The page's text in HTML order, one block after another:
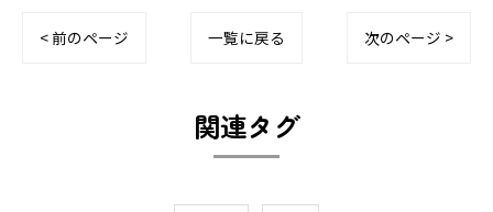
< 前のページ 一覧に戻る 次のページ >
関連タグ